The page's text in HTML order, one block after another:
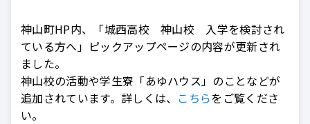
神山町HP内、「城西高校 神山校 入学を検討され
ている方へ」ピックアップページの内容が更新され
ました。
神山校の活動や学生寮「あゆハウス」のことなどが
追加されています。詳しくは、 こちらをご覧くださ
い。